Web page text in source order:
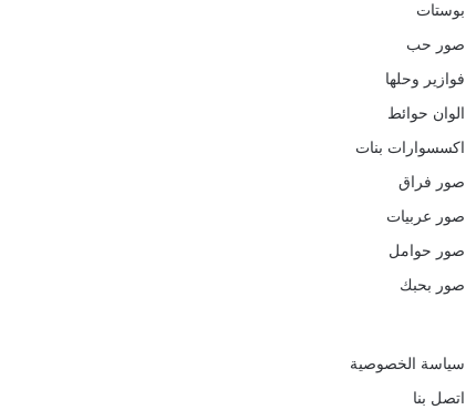
بوستات
صور حب
فوازير وحلها
الوان حوائط
اكسسوارات بنات
صور فراق
صور عربيات
صور حوامل
صور بحبك
سياسة الخصوصية
اتصل بنا